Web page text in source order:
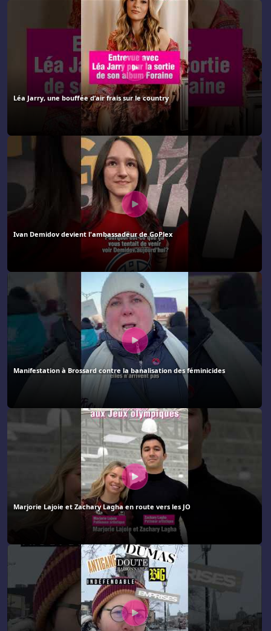
Léa Jarry, une bouffée d’air frais sur le country
Ivan Demidov devient l'ambassadeur de GoPlex
Manifestation à Brossard contre la banalisation des féminicides
Marjorie Lajoie et Zachary Lagha en route vers les JO